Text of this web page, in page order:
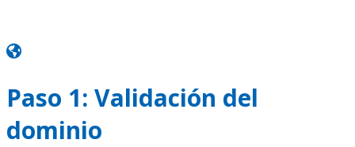
Paso 1: Validación del
dominio